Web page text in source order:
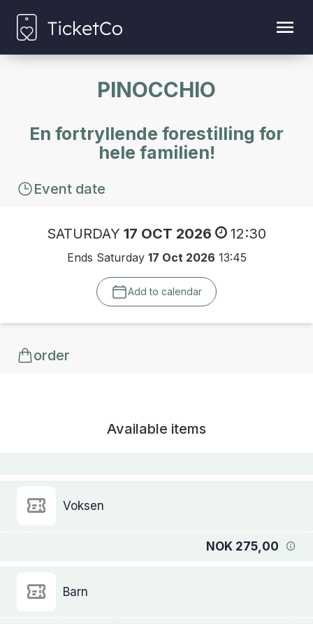
PINOCCHIO
En fortryllende forestilling for
hele familien!
Event date
SATURDAY 17 OCT 2026 12:30
Ends Saturday 17 Oct 2026 13:45
Add to calendar
order
Available items
Voksen
NOK 275,00
Barn